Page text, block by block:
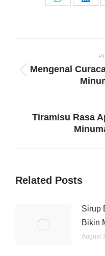
Share
navigation
Mengenal
Tiramisu Rasa
Related Posts
Sirup
Bikin
August